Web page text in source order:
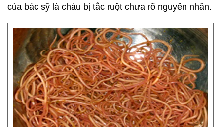
của bác sỹ là cháu bị tắc ruột chưa rõ nguyên nhân.